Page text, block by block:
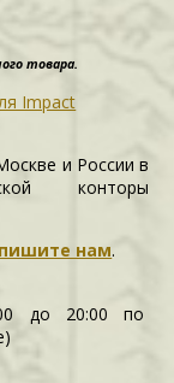
товара.
Impact
и России в
конторы
нам.
до 20:00 по